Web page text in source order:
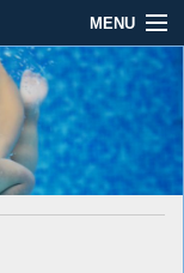
MENU
Gebiet